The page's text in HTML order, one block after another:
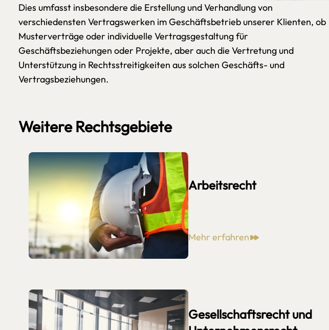
Dies umfasst insbesondere die Erstellung und Verhandlung von
verschiedensten Vertragswerken im Geschäftsbetrieb unserer Klienten, ob
Musterverträge oder individuelle Vertragsgestaltung für
Geschäftsbeziehungen oder Projekte, aber auch die Vertretung und
Unterstützung in Rechtsstreitigkeiten aus solchen Geschäfts- und
Vertragsbeziehungen.
Weitere Rechtsgebiete
Arbeitsrecht
Mehr erfahren
Gesellschaftsrecht und